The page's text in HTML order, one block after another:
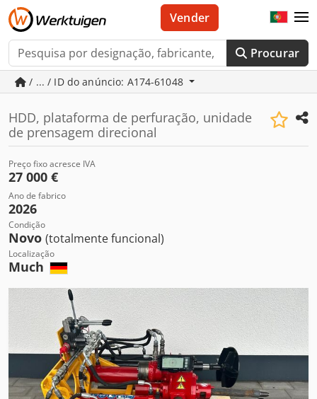
Procurar
Vender
/ ... / ID do anúncio: A174-61048
HDD, plataforma de perfuração, unidade
de prensagem direcional
Preço fixo acresce IVA
27 000 €
Ano de fabrico
2026
Condição
Novo (totalmente funcional)
Localização
Much